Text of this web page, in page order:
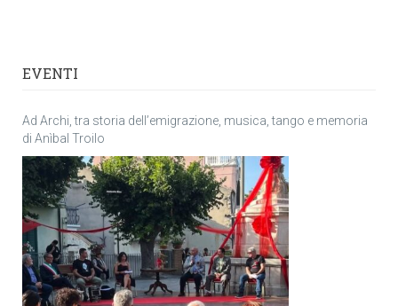
EVENTI
Ad Archi, tra storia dell’emigrazione, musica, tango e memoria
di Anìbal Troilo